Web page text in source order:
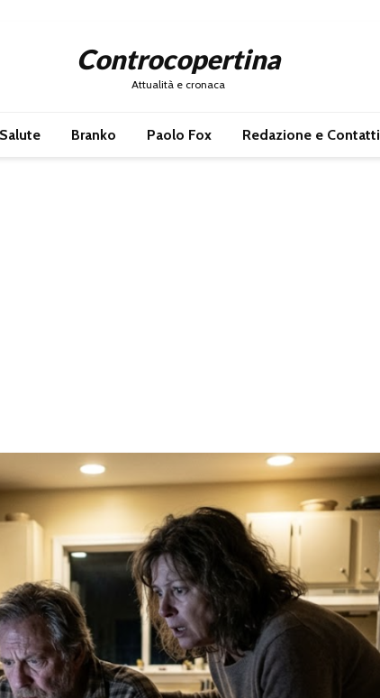
Controcopertina
Attualità e cronaca
Salute Branko Paolo Fox Redazione e Contatti